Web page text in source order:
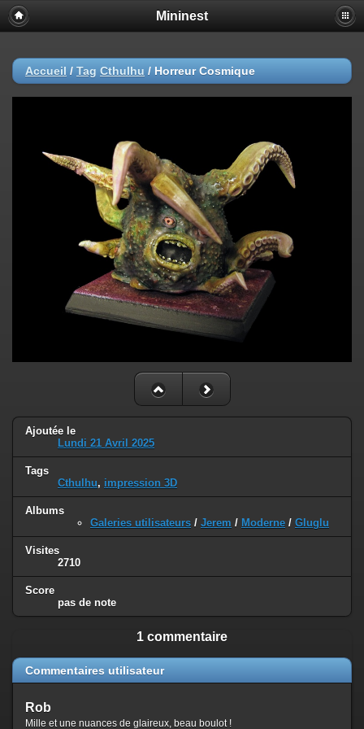
Mininest
Accueil / Tag Cthulhu / Horreur Cosmique
Ajoutée le
Lundi 21 Avril 2025
Tags
Cthulhu, impression 3D
Albums
Galeries utilisateurs / Jerem / Moderne / Gluglu
Visites
2710
Score
pas de note
1 commentaire
Commentaires utilisateur
Rob
Mille et une nuances de glaireux, beau boulot !